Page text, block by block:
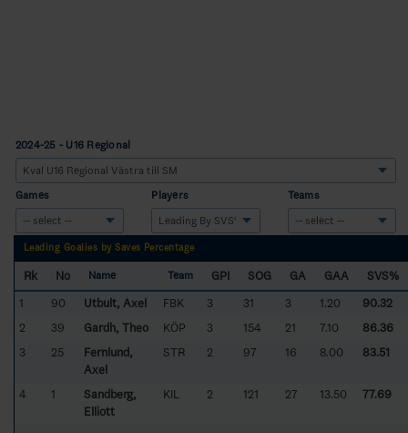
2024-25 - U16 Regional
Games Players Teams
Leading Goalies by Saves Percentage
Rk No Name Team GPI SOG GA GAA
SVS%
1
90 Utbult, Axel FBK 3 31 3 1.20
90.32
2
39 Gardh, Theo KÖP 3 154 21 7.10
86.36
3
25
Fernlund,
Axel
STR 2 97 16 8.00 83.51
4 1
Sandberg,
Elliott
KIL 2 121 27 13.50 77.69